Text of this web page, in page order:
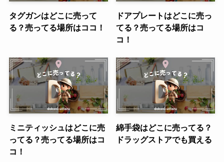
タグガンはどこに売って
る？売ってる場所はココ！
ドアプレートはどこに売っ
てる？売ってる場所はコ
コ！
ミニティッシュはどこに売
ってる？売ってる場所はコ
コ！
綿手袋はどこに売ってる？
ドラッグストアでも買える